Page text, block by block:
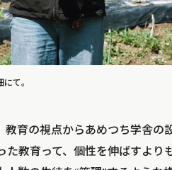
て。
教育の視点からあめつち学舎
教育って、個性を伸ばすより